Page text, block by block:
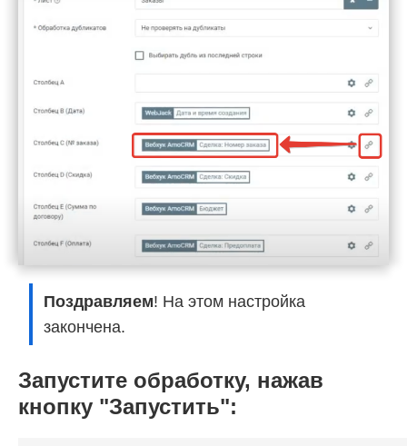
Поздравляем! На этом настройка
закончена.
Запустите обработку, нажав
кнопку "Запустить":